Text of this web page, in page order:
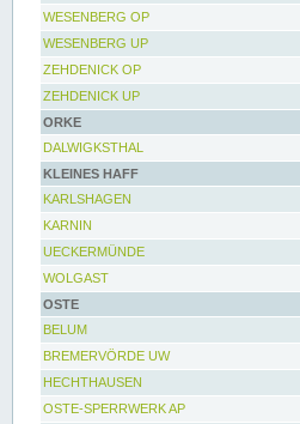
WESENBERG OP
WESENBERG UP
ZEHDENICK OP
ZEHDENICK UP
ORKE
DALWIGKSTHAL
KLEINES HAFF
KARLSHAGEN
KARNIN
UECKERMÜNDE
WOLGAST
OSTE
BELUM
BREMERVÖRDE UW
HECHTHAUSEN
OSTE-SPERRWERK AP